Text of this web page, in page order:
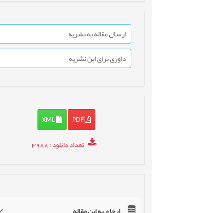
ارسال مقاله به نشریه
داوری برای این نشریه
PDF
XML
تعداد دانلود: 3988